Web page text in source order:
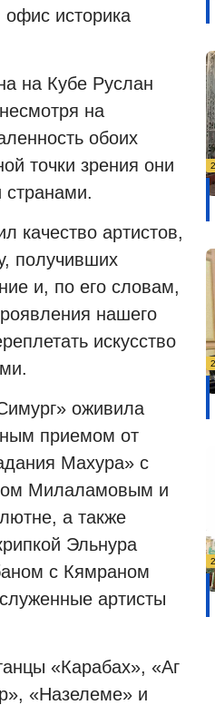
историка
на Кубе Руслан
на
обоих
точки зрения они
странами.
качество артистов,
получивших
и, по его словам,
нашего
искусство
оживила
приемом от
Махура» с
Милаламовым и
а также
Эльнура
с Кямраном
артисты
«Карабах», «Аг
«Назелеме» и